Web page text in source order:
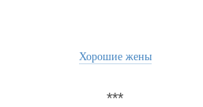
Хорошие жены
***